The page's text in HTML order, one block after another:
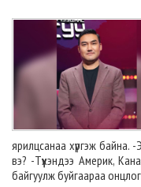
ярилцсанаа хүргэж
вэ? -Түүхэндээ Америк,
байгуулж буйгаараа